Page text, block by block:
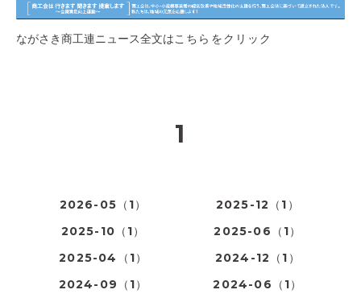
ながさき商工連ニュース全文はこちらをクリック
1
2026-05（1）
2025-12（1）
2025-10（1）
2025-06（1）
2025-04（1）
2024-12（1）
2024-09（1）
2024-06（1）